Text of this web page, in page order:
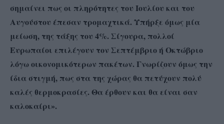
σημαίνει πως οι πληρότητες του Ιουλίου και του
Αυγούστου έπεσαν τρομαχτικά. Υπήρξε όμως μία
μείωση, της τάξης του 4%. Σίγουρα, πολλοί
Ευρωπαίοι επιλέγουν τον Σεπτέμβριο ή Οκτώβριο
λόγω οικονομικότερων πακέτων. Γνωρίζουν όμως την
ίδια στιγμή, πως στα της χώρας θα πετύχουν πολύ
καλές θερμοκρασίες. Θα έρθουν και θα είναι σαν
καλοκαίρι».